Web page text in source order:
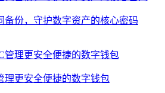
备份，守护数字资产的核心密码
理更安全便捷的数字钱包